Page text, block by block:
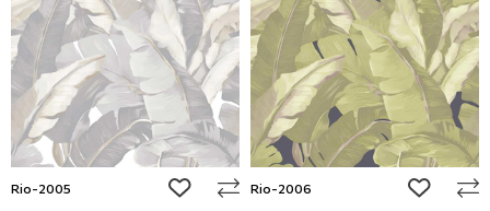
Rio-2005 add to wishlist
Rio-2006 add to